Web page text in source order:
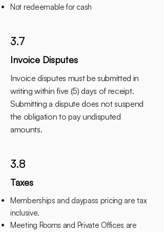
Not redeemable for cash
3.7
Invoice Disputes
Invoice disputes must be submitted in
writing within five (5) days of receipt.
Submitting a dispute does not suspend
the obligation to pay undisputed
amounts.
3.8
Taxes
Memberships and daypass pricing are tax
inclusive.
Meeting Rooms and Private Offices are